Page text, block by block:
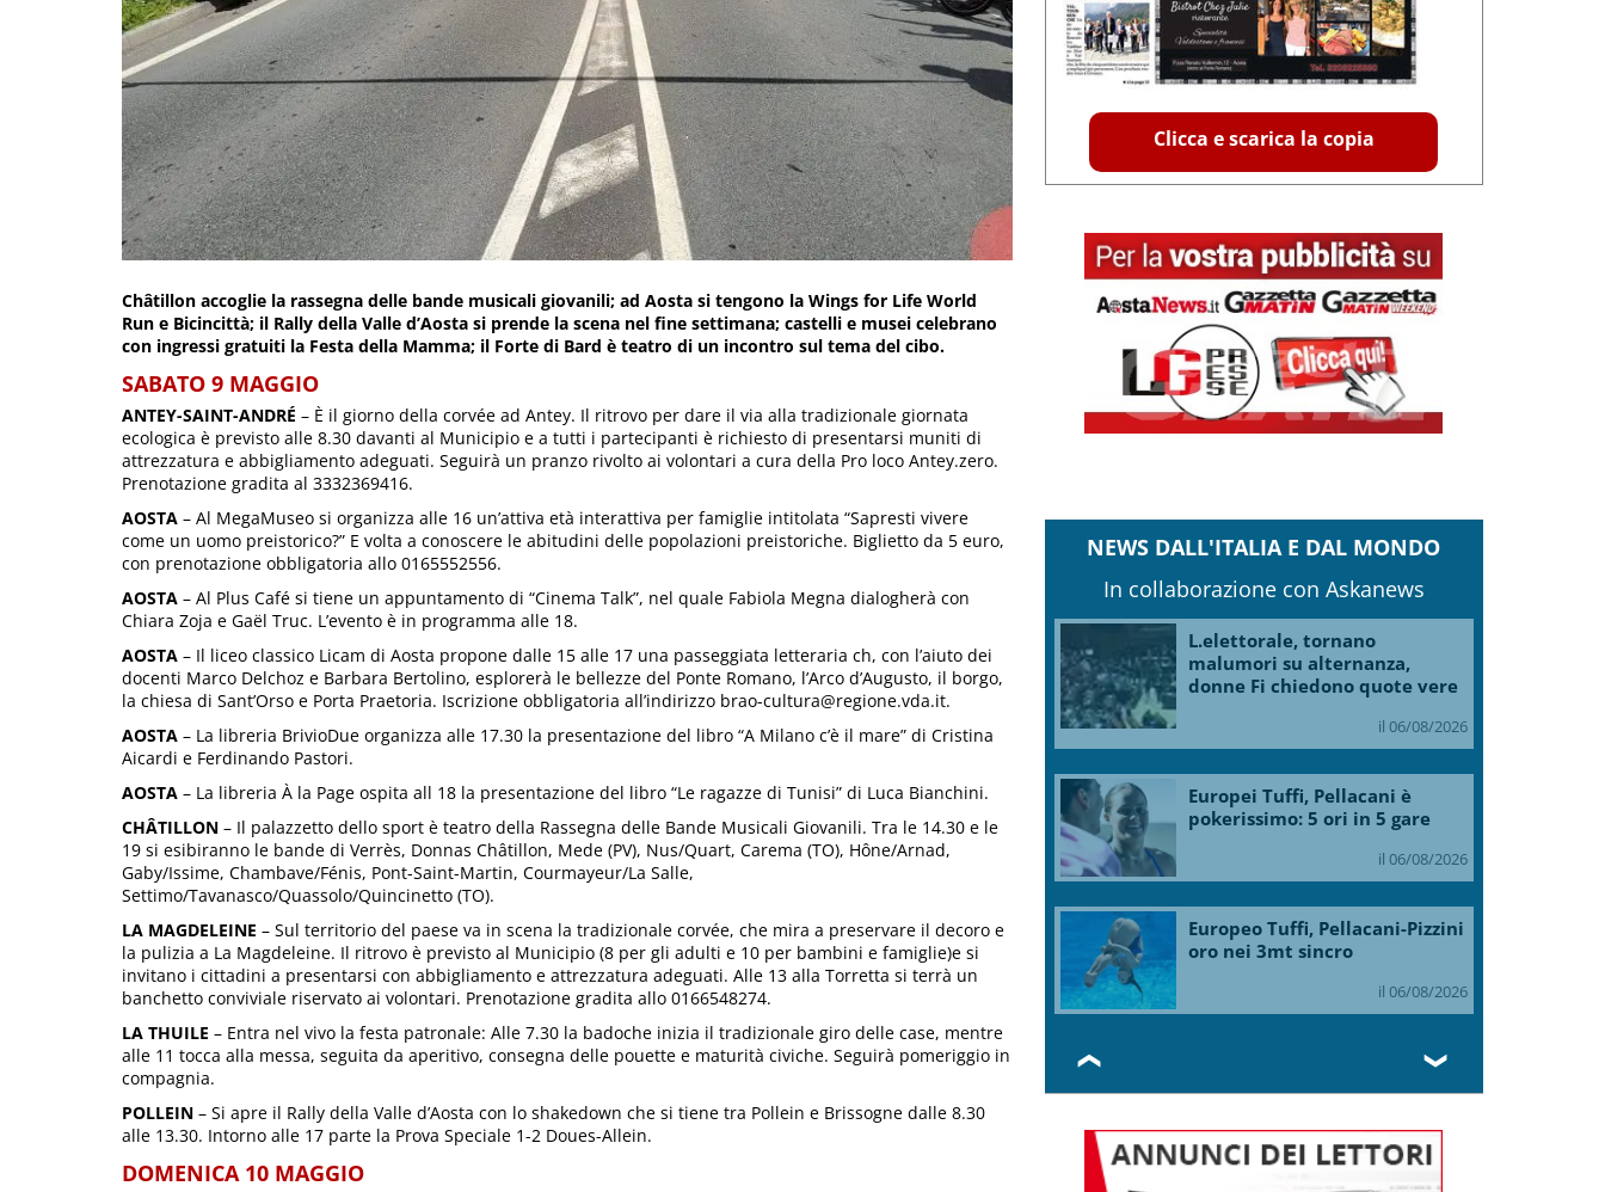
Châtillon accoglie la rassegna delle bande musicali giovanili; ad Aosta si tengono la Wings for Life World
Run e Bicincittà; il Rally della Valle d’Aosta si prende la scena nel fine settimana; castelli e musei celebrano
con ingressi gratuiti la Festa della Mamma; il Forte di Bard è teatro di un incontro sul tema del cibo.
SABATO 9 MAGGIO
ANTEY-SAINT-ANDRÉ – È il giorno della corvée ad Antey. Il ritrovo per dare il via alla tradizionale giornata
ecologica è previsto alle 8.30 davanti al Municipio e a tutti i partecipanti è richiesto di presentarsi muniti di
attrezzatura e abbigliamento adeguati. Seguirà un pranzo rivolto ai volontari a cura della Pro loco Antey.zero.
Prenotazione gradita al 3332369416.
AOSTA – Al MegaMuseo si organizza alle 16 un’attiva età interattiva per famiglie intitolata “Sapresti vivere
come un uomo preistorico?” E volta a conoscere le abitudini delle popolazioni preistoriche. Biglietto da 5 euro,
con prenotazione obbligatoria allo 0165552556.
AOSTA – Al Plus Café si tiene un appuntamento di “Cinema Talk”, nel quale Fabiola Megna dialogherà con
Chiara Zoja e Gaël Truc. L’evento è in programma alle 18.
AOSTA – Il liceo classico Licam di Aosta propone dalle 15 alle 17 una passeggiata letteraria ch, con l’aiuto dei
docenti Marco Delchoz e Barbara Bertolino, esplorerà le bellezze del Ponte Romano, l’Arco d’Augusto, il borgo,
la chiesa di Sant’Orso e Porta Praetoria. Iscrizione obbligatoria all’indirizzo brao-cultura@regione.vda.it.
AOSTA – La libreria BrivioDue organizza alle 17.30 la presentazione del libro “A Milano c’è il mare” di Cristina
Aicardi e Ferdinando Pastori.
AOSTA – La libreria À la Page ospita all 18 la presentazione del libro “Le ragazze di Tunisi” di Luca Bianchini.
CHÂTILLON – Il palazzetto dello sport è teatro della Rassegna delle Bande Musicali Giovanili. Tra le 14.30 e le
19 si esibiranno le bande di Verrès, Donnas Châtillon, Mede (PV), Nus/Quart, Carema (TO), Hône/Arnad,
Gaby/Issime, Chambave/Fénis, Pont-Saint-Martin, Courmayeur/La Salle,
Settimo/Tavanasco/Quassolo/Quincinetto (TO).
LA MAGDELEINE – Sul territorio del paese va in scena la tradizionale corvée, che mira a preservare il decoro e
la pulizia a La Magdeleine. Il ritrovo è previsto al Municipio (8 per gli adulti e 10 per bambini e famiglie)e si
invitano i cittadini a presentarsi con abbigliamento e attrezzatura adeguati. Alle 13 alla Torretta si terrà un
banchetto conviviale riservato ai volontari. Prenotazione gradita allo 0166548274.
LA THUILE – Entra nel vivo la festa patronale: Alle 7.30 la badoche inizia il tradizionale giro delle case, mentre
alle 11 tocca alla messa, seguita da aperitivo, consegna delle pouette e maturità civiche. Seguirà pomeriggio in
compagnia.
POLLEIN – Si apre il Rally della Valle d’Aosta con lo shakedown che si tiene tra Pollein e Brissogne dalle 8.30
alle 13.30. Intorno alle 17 parte la Prova Speciale 1-2 Doues-Allein.
DOMENICA 10 MAGGIO
Clicca e scarica la copia
NEWS DALL'ITALIA E DAL MONDO
In collaborazione con Askanews
L.elettorale, tornano
malumori su alternanza,
donne Fi chiedono quote vere
il 06/08/2026
Europei Tuffi, Pellacani è
pokerissimo: 5 ori in 5 gare
il 06/08/2026
Europeo Tuffi, Pellacani-Pizzini
oro nei 3mt sincro
il 06/08/2026
❮ ❯